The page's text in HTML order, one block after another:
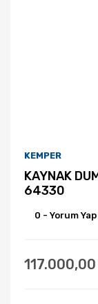
KEMPER
KAYNAK
64330
0 - Yorum Yap